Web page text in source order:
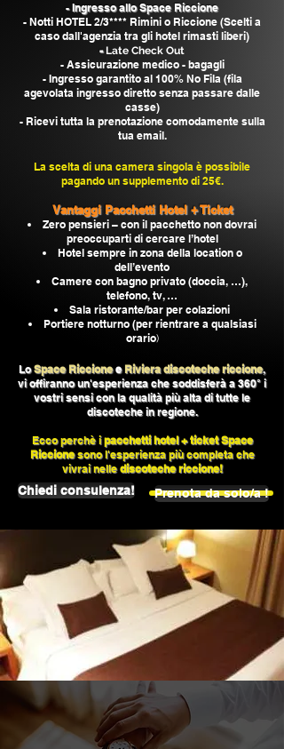
- Ingresso allo Space Riccione
- Notti HOTEL 2/3**** Rimini o Riccione (Scelti a
caso dall'agenzia tra gli hotel rimasti liberi)
-Late Check Out
- Assicurazione medico - bagagli
- Ingresso garantito al 100% No Fila (fila
agevolata ingresso diretto senza passare dalle
casse)
- Ricevi tutta la prenotazione comodamente sulla
tua email.
La scelta di una camera singola è possibile
pagando un supplemento di 25€.
Vantaggi Pacchetti Hotel + Ticket
Zero pensieri – con il pacchetto non dovrai
preoccuparti di cercare l’hotel
Hotel sempre in zona della location o
dell’evento
Camere con bagno privato (doccia, …),
telefono, tv, …
Sala ristorante/bar per colazioni
Portiere notturno (per rientrare a qualsiasi
orario)
LoSpace Riccione eRiviera discoteche riccione,
vi offiranno un'esperienza che soddisferà a 360° i
vostri sensi con la qualità più alta di tutte le
discoteche in regione.
Ecco perchè ipacchetti hotel + ticket Space
Riccionesono l'esperienza più completa che
vivrai nellediscoteche riccione!
Chiedi consulenza! Prenota da solo/a !